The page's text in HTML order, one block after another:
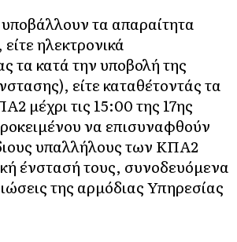
υποβάλλουν τα απαραίτητα
ηλεκτρονικά
τα κατά την υποβολή της
είτε καταθέτοντάς τα
μέχρι τις 15:00 της 17ης
να επισυναφθούν
υπαλλήλους των ΚΠΑ2
ένστασή τους, συνοδευόμενα
της αρμόδιας Υπηρεσίας